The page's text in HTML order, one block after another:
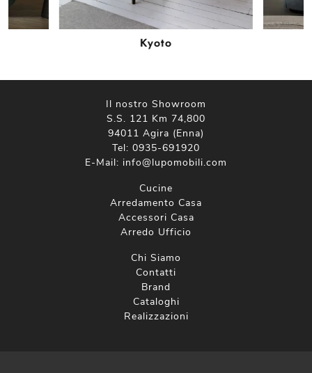
Kyoto
Il nostro Showroom
S.S. 121 Km 74,800
94011 Agira (Enna)
Tel: 0935-691920
E-Mail: info@lupomobili.com
Cucine
Arredamento Casa
Accessori Casa
Arredo Ufficio
Chi Siamo
Contatti
Brand
Cataloghi
Realizzazioni